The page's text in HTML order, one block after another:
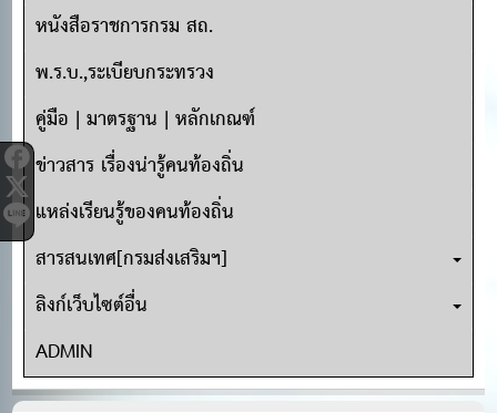
หนังสือราชการกรม สถ.
พ.ร.บ.,ระเบียบกระทรวง
คู่มือ | มาตรฐาน | หลักเกณฑ์
ข่าวสาร เรื่องน่ารู้คนท้องถิ่น
แหล่งเรียนรู้ของคนท้องถิ่น
สารสนเทศ[กรมส่งเสริมฯ]
ลิงก์เว็บไซต์อื่น
ADMIN